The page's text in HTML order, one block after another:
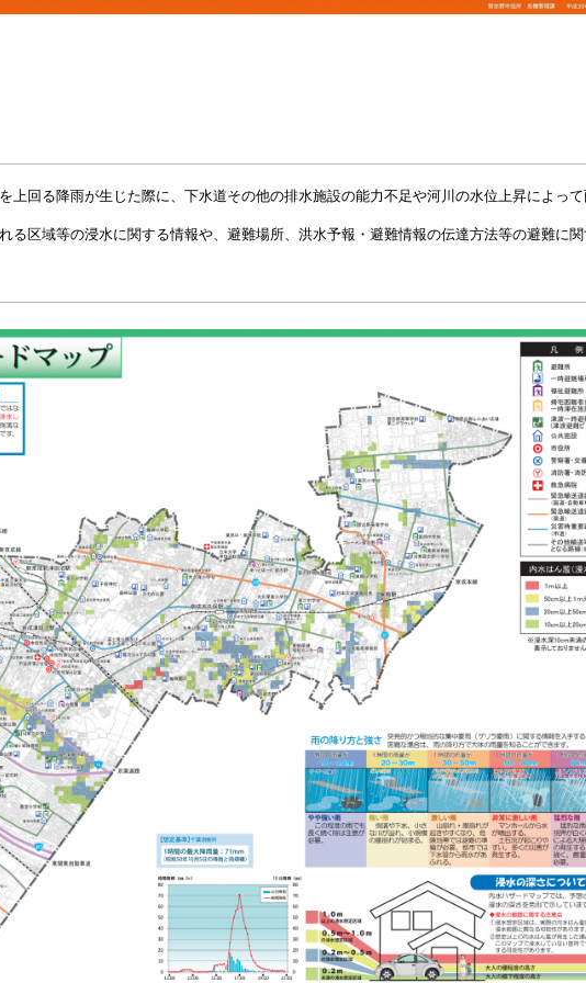
上回る降雨が生じた際に、下水道その他の排水施設の能力不足や河川の水位上昇によっ
る区域等の浸水に関する情報や、避難場所、洪水予報・避難情報の伝達方法等の避難に